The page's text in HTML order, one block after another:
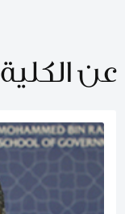
عن الكلية